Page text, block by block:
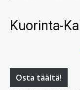
Kuorinta-
Osta täältä!